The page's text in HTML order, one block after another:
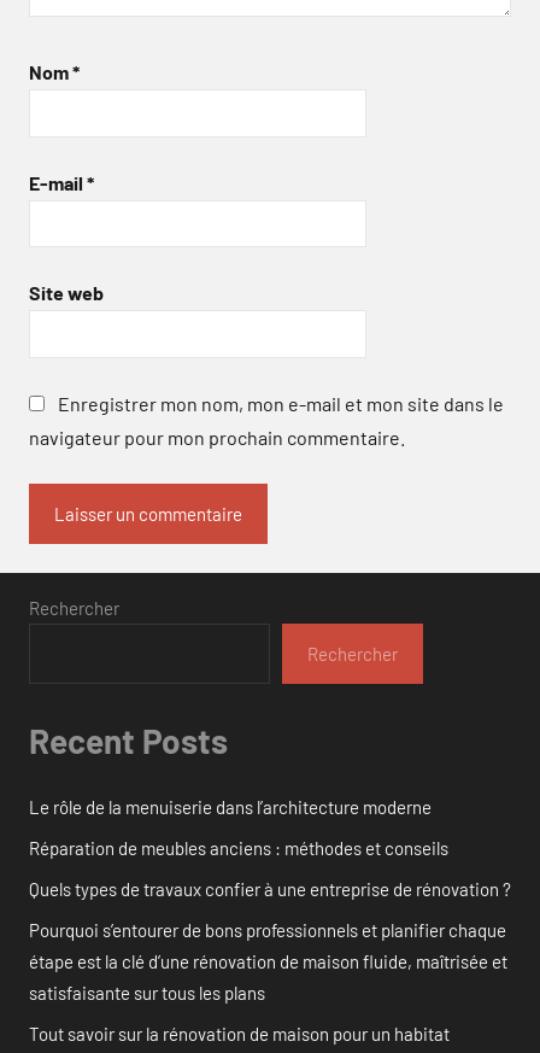
Nom*
E-mail *
Site web
Enregistrer mon nom, mon e-mail et mon site dans le
navigateur pour mon prochain commentaire.
Rechercher
Rechercher
Recent Posts
Le rôle de la menuiserie dans l’architecture moderne
Réparation de meubles anciens : méthodes et conseils
Quels types de travaux confier à une entreprise de rénovation ?
Pourquoi s’entourer de bons professionnels et planifier chaque
étape est la clé d’une rénovation de maison fluide, maîtrisée et
satisfaisante sur tous les plans
Tout savoir sur la rénovation de maison pour un habitat